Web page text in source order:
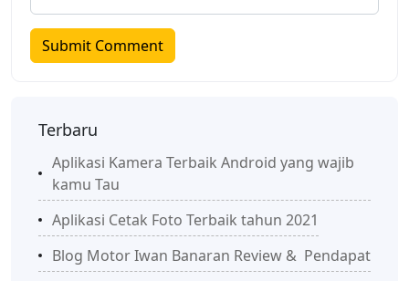
Terbaru
Aplikasi Kamera Terbaik Android yang wajib
kamu Tau
Aplikasi Cetak Foto Terbaik tahun 2021
Blog Motor Iwan Banaran Review & Pendapat